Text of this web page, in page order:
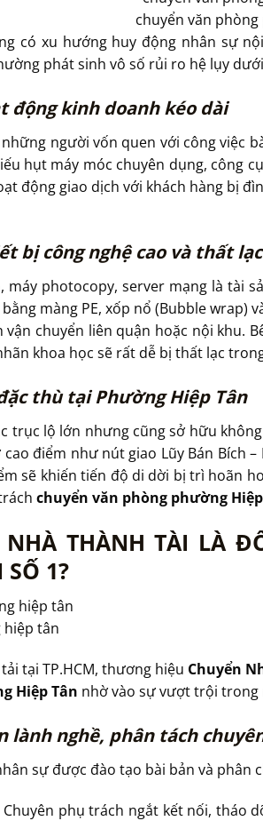
chuyển văn
có xu hướng huy động nhân sự
phát sinh vô số rủi ro hệ lụy
động kinh doanh kéo dài
người vốn quen với công việc
hụt máy móc chuyên dụng, công
động giao dịch với khách hàng bị
bị công nghệ cao và thất
máy photocopy, server mạng là tài
màng PE, xốp nổ (Bubble
chuyển liên quận hoặc nội khu.
khoa học sẽ rất dễ bị thất lạc
thù tại Phường Hiệp Tân
trục lộ lớn nhưng cũng sở hữu
điểm như nút giao Lũy Bán Bích
sẽ khiến tiến độ di dời bị trì hoãn
chuyển văn phòng phường
NHÀ THÀNH TÀI LÀ
SỐ 1?
hiệp tân
tại TP.HCM, thương hiệu Chuyển
Hiệp Tân nhờ vào sự vượt trội trong
lành nghề, phân tách
sự được đào tạo bài bản và phân
Chuyên phụ trách ngắt kết nối, tháo